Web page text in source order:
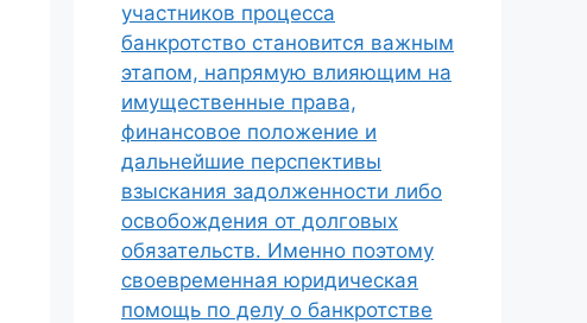
участников процесса
банкротство становится важным
этапом, напрямую влияющим на
имущественные права,
финансовое положение и
дальнейшие перспективы
взыскания задолженности либо
освобождения от долговых
обязательств. Именно поэтому
своевременная юридическая
помощь по делу о банкротстве